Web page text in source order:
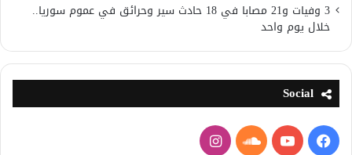
3 وفيات و21 مصابا في 18 حادث سير وحرائق في عموم سوريا..
خلال يوم واحد
Social
فيسبوكيوتيوبساوندانستقرام